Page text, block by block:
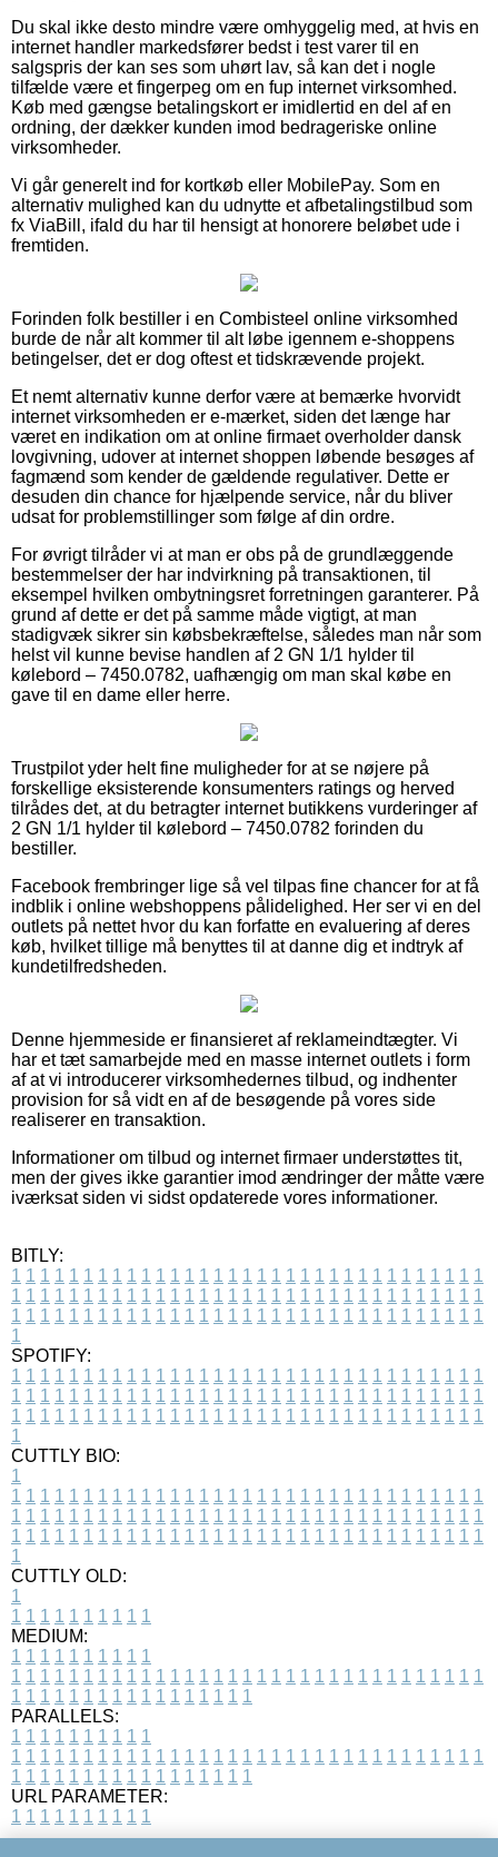
Du skal ikke desto mindre være omhyggelig med, at hvis en
internet handler markedsfører bedst i test varer til en
salgspris der kan ses som uhørt lav, så kan det i nogle
tilfælde være et fingerpeg om en fup internet virksomhed.
Køb med gængse betalingskort er imidlertid en del af en
ordning, der dækker kunden imod bedrageriske online
virksomheder.
Vi går generelt ind for kortkøb eller MobilePay. Som en
alternativ mulighed kan du udnytte et afbetalingstilbud som
fx ViaBill, ifald du har til hensigt at honorere beløbet ude i
fremtiden.
Forinden folk bestiller i en Combisteel online virksomhed
burde de når alt kommer til alt løbe igennem e-shoppens
betingelser, det er dog oftest et tidskrævende projekt.
Et nemt alternativ kunne derfor være at bemærke hvorvidt
internet virksomheden er e-mærket, siden det længe har
været en indikation om at online firmaet overholder dansk
lovgivning, udover at internet shoppen løbende besøges af
fagmænd som kender de gældende regulativer. Dette er
desuden din chance for hjælpende service, når du bliver
udsat for problemstillinger som følge af din ordre.
For øvrigt tilråder vi at man er obs på de grundlæggende
bestemmelser der har indvirkning på transaktionen, til
eksempel hvilken ombytningsret forretningen garanterer. På
grund af dette er det på samme måde vigtigt, at man
stadigvæk sikrer sin købsbekræftelse, således man når som
helst vil kunne bevise handlen af 2 GN 1/1 hylder til
kølebord – 7450.0782, uafhængig om man skal købe en
gave til en dame eller herre.
Trustpilot yder helt fine muligheder for at se nøjere på
forskellige eksisterende konsumenters ratings og herved
tilrådes det, at du betragter internet butikkens vurderinger af
2 GN 1/1 hylder til kølebord – 7450.0782 forinden du
bestiller.
Facebook frembringer lige så vel tilpas fine chancer for at få
indblik i online webshoppens pålidelighed. Her ser vi en del
outlets på nettet hvor du kan forfatte en evaluering af deres
køb, hvilket tillige må benyttes til at danne dig et indtryk af
kundetilfredsheden.
Denne hjemmeside er finansieret af reklameindtægter. Vi
har et tæt samarbejde med en masse internet outlets i form
af at vi introducerer virksomhedernes tilbud, og indhenter
provision for så vidt en af de besøgende på vores side
realiserer en transaktion.
Informationer om tilbud og internet firmaer understøttes tit,
men der gives ikke garantier imod ændringer der måtte være
iværksat siden vi sidst opdaterede vores informationer.
BITLY:
1 1 1 1 1 1 1 1 1 1 1 1 1 1 1 1 1 1 1 1 1 1 1 1 1 1 1 1 1 1 1 1 1
1 1 1 1 1 1 1 1 1 1 1 1 1 1 1 1 1 1 1 1 1 1 1 1 1 1 1 1 1 1 1 1 1
1 1 1 1 1 1 1 1 1 1 1 1 1 1 1 1 1 1 1 1 1 1 1 1 1 1 1 1 1 1 1 1 1
1
SPOTIFY:
1 1 1 1 1 1 1 1 1 1 1 1 1 1 1 1 1 1 1 1 1 1 1 1 1 1 1 1 1 1 1 1 1
1 1 1 1 1 1 1 1 1 1 1 1 1 1 1 1 1 1 1 1 1 1 1 1 1 1 1 1 1 1 1 1 1
1 1 1 1 1 1 1 1 1 1 1 1 1 1 1 1 1 1 1 1 1 1 1 1 1 1 1 1 1 1 1 1 1
1
CUTTLY BIO:
1
1 1 1 1 1 1 1 1 1 1 1 1 1 1 1 1 1 1 1 1 1 1 1 1 1 1 1 1 1 1 1 1 1
1 1 1 1 1 1 1 1 1 1 1 1 1 1 1 1 1 1 1 1 1 1 1 1 1 1 1 1 1 1 1 1 1
1 1 1 1 1 1 1 1 1 1 1 1 1 1 1 1 1 1 1 1 1 1 1 1 1 1 1 1 1 1 1 1 1
1
CUTTLY OLD:
1
1 1 1 1 1 1 1 1 1 1
MEDIUM:
1 1 1 1 1 1 1 1 1 1
1 1 1 1 1 1 1 1 1 1 1 1 1 1 1 1 1 1 1 1 1 1 1 1 1 1 1 1 1 1 1 1 1
1 1 1 1 1 1 1 1 1 1 1 1 1 1 1 1 1
PARALLELS:
1 1 1 1 1 1 1 1 1 1
1 1 1 1 1 1 1 1 1 1 1 1 1 1 1 1 1 1 1 1 1 1 1 1 1 1 1 1 1 1 1 1 1
1 1 1 1 1 1 1 1 1 1 1 1 1 1 1 1 1
URL PARAMETER:
1 1 1 1 1 1 1 1 1 1